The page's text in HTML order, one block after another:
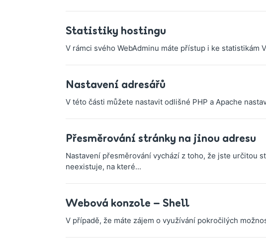
Statistiky hostingu
V rámci svého WebAdminu máte přístup i ke statistikám
Nastavení adresářů
V této části můžete nastavit odlišné PHP a Apache
Přesměrování stránky na jinou adresu
Nastavení přesměrování vychází z toho, že jste určitou
neexistuje, na které...
Webová konzole – Shell
V případě, že máte zájem o využívání pokročilých